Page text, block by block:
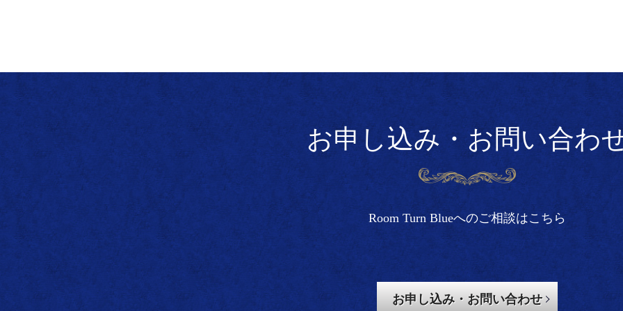
お申し込み・お問い合わ
Room Turn Blueへのご相談はこちら
お申し込み・お問い合わせ